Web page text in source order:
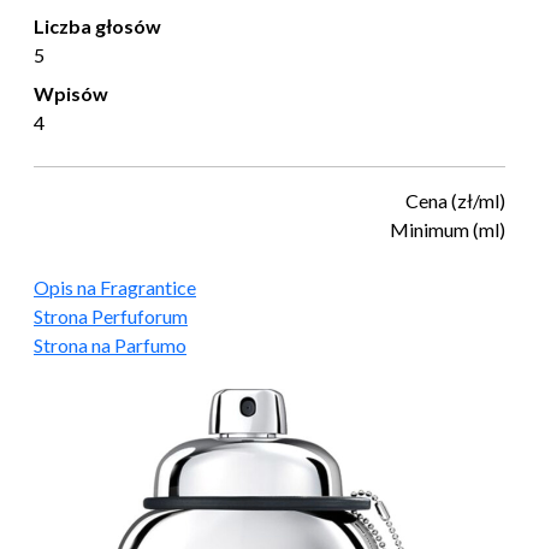
Liczba głosów
5
Wpisów
4
Cena (zł/ml)
Minimum (ml)
Opis na Fragrantice
Strona Perfuforum
Strona na Parfumo